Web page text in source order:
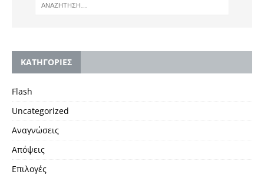
KΑΤΗΓΟΡΙΕΣ
Flash
Uncategorized
Αναγνώσεις
Απόψεις
Επιλογές